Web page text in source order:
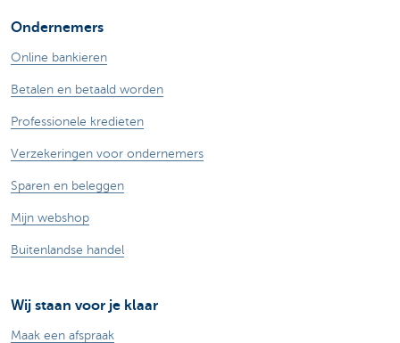
Ondernemers
Online bankieren
Betalen en betaald worden
Professionele kredieten
Verzekeringen voor ondernemers
Sparen en beleggen
Mijn webshop
Buitenlandse handel
Wij staan voor je klaar
Maak een afspraak